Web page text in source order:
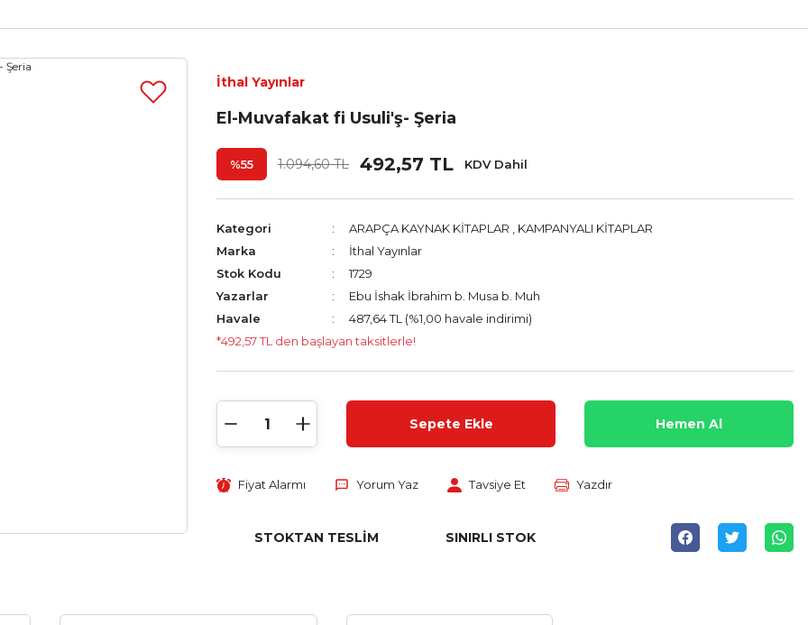
İthal Yayınlar
El-Muvafakat fi Usuli'ş- Şeria
%55 1.094,60 TL 492,57 TL KDV Dahil
Kategori ARAPÇA KAYNAK KİTAPLAR
KAMPANYALI KİTAPLAR
Marka
İthal Yayınlar
Stok Kodu
1729
Yazarlar
Ebu İshak İbrahim b. Musa b. Muh
Havale
487,64 TL (%1,00 havale indirimi)
*492,57 TL den başlayan taksitlerle!
Sepete Ekle Hemen Al
Fiyat Alarmı Yorum Yaz Tavsiye Et Yazdır
STOKTAN TESLIM SINIRLI STOK